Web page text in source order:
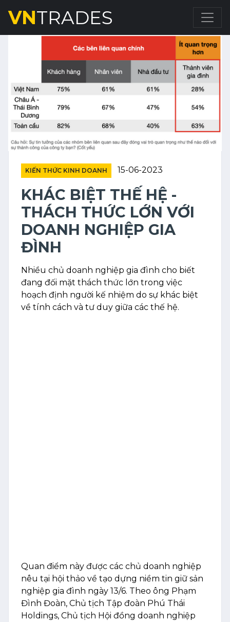
VNTRADES
KIẾN THỨC KINH DOANH 15-06-2023
KHÁC BIỆT THẾ HỆ -
THÁCH THỨC LỚN VỚI
DOANH NGHIỆP GIA
ĐÌNH
Nhiều chủ doanh nghiệp gia đình cho biết
đang đối mặt thách thức lớn trong việc
hoạch định người kế nhiệm do sự khác biệt
về tính cách và tư duy giữa các thế hệ.
Quan điểm này được các chủ doanh nghiệp
nêu tại hội thảo về tạo dựng niềm tin giữ sản
nghiệp gia đình ngày 13/6. Theo ông Phạm
Đình Đoàn, Chủ tịch Tập đoàn Phú Thái
Holdings, Chủ tịch Hội đồng doanh nghiệp